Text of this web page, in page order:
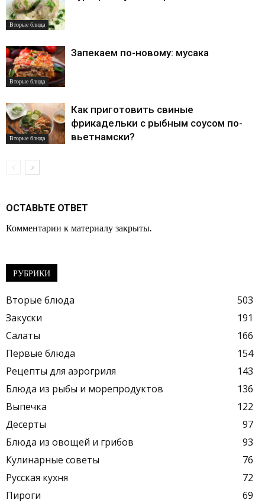
Вторые блюда
Вторые блюда
Запекаем по-новому: мусака
Вторые блюда
Как приготовить свиные
фрикадельки с рыбным соусом по-
вьетнамски?
ОСТАВЬТЕ ОТВЕТ
Комментарии к материалу закрыты.
РУБРИКИ
Вторые блюда
503
Закуски
191
Салаты
166
Первые блюда
154
Рецепты для аэрогриля
143
Блюда из рыбы и морепродуктов
136
Выпечка
122
Десерты
97
Блюда из овощей и грибов
93
Кулинарные советы
76
Русская кухня
72
Пироги
69